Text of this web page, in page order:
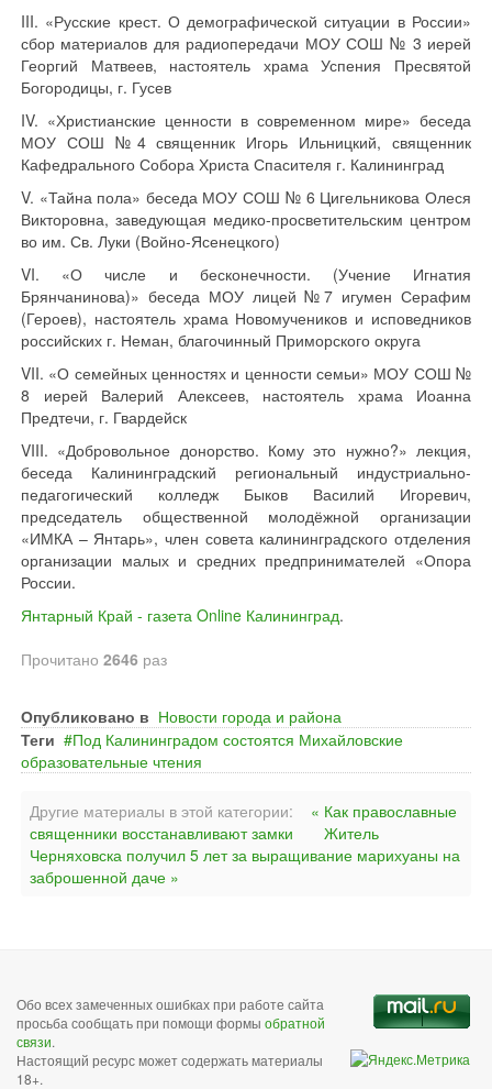
III. «Русские крест. О демографической ситуации в России»
сбор материалов для радиопередачи МОУ СОШ № 3 иерей
Георгий Матвеев, настоятель храма Успения Пресвятой
Богородицы, г. Гусев
IV. «Христианские ценности в современном мире» беседа
МОУ СОШ №4 священник Игорь Ильницкий, священник
Кафедрального Собора Христа Спасителя г. Калининград
V. «Тайна пола» беседа МОУ СОШ № 6 Цигельникова Олеся
Викторовна, заведующая медико-просветительским центром
во им. Св. Луки (Войно-Ясенецкого)
VI. «О числе и бесконечности. (Учение Игнатия
Брянчанинова)» беседа МОУ лицей №7 игумен Серафим
(Героев), настоятель храма Новомучеников и исповедников
российских г. Неман, благочинный Приморского округа
VII. «О семейных ценностях и ценности семьи» МОУ СОШ №
8 иерей Валерий Алексеев, настоятель храма Иоанна
Предтечи, г. Гвардейск
VIII. «Добровольное донорство. Кому это нужно?» лекция,
беседа Калининградский региональный индустриально-
педагогический колледж Быков Василий Игоревич,
председатель общественной молодёжной организации
«ИМКА – Янтарь», член совета калининградского отделения
организации малых и средних предпринимателей «Опора
России.
Янтарный Край - газета Online Калининград.
Прочитано 2646 раз
Опубликовано в Новости города и района
Теги
Под Калининградом состоятся Михайловские
образовательные чтения
Другие материалы в этой категории:
« Как православные
священники восстанавливают замки
Житель
Черняховска получил 5 лет за выращивание марихуаны на
заброшенной даче »
Обо всех замеченных ошибках при работе сайта
просьба сообщать при помощи формы обратной
связи.
Настоящий ресурс может содержать материалы
18+.